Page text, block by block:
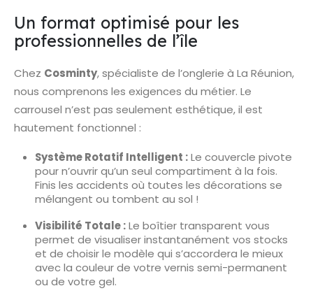
Un format optimisé pour les
professionnelles de l’île
Chez Cosminty, spécialiste de l’onglerie à La Réunion,
nous comprenons les exigences du métier. Le
carrousel n’est pas seulement esthétique, il est
hautement fonctionnel :
Système Rotatif Intelligent :Le couvercle pivote
pour n’ouvrir qu’un seul compartiment à la fois.
Finis les accidents où toutes les décorations se
mélangent ou tombent au sol !
Visibilité Totale :Le boîtier transparent vous
permet de visualiser instantanément vos stocks
et de choisir le modèle qui s’accordera le mieux
avec la couleur de votre vernis semi-permanent
ou de votre gel.